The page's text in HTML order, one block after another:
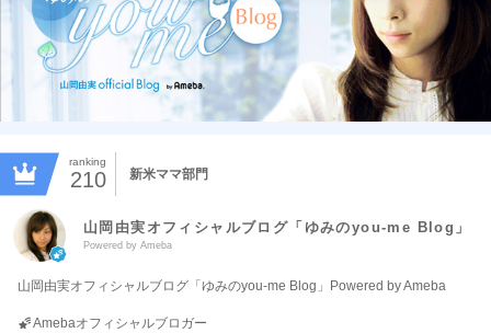
ranking
210 新米ママ部門
山岡由実オフィシャルブログ「ゆみのyou-me Blog」
Powered by Ameba
山岡由実オフィシャルブログ「ゆみのyou-me Blog」Powered by Ameba
Amebaオフィシャルブロガー